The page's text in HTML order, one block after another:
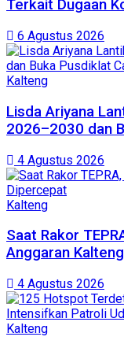
Terkait Dugaan
6 Agustus 2026
Kalteng
Lisda Ariyana
2026–2030 dan
4 Agustus 2026
Kalteng
Saat Rakor
Anggaran
4 Agustus 2026
Kalteng